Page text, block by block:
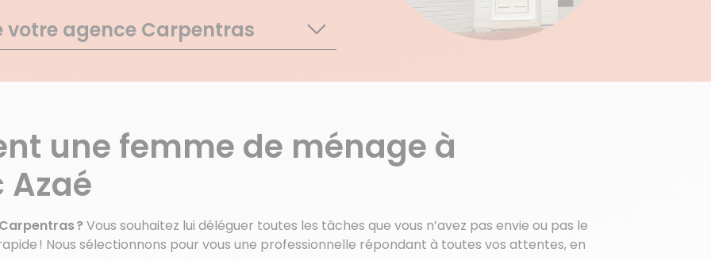
votre agence Carpentras
Seguret
St Romain En Viennois
Villedieu
Beaumes De Venise
Suzette
une femme de ménage à
? Vous souhaitez lui déléguer toutes les tâches que vous n’avez pas envie ou pas le
! Nous sélectionnons pour vous une professionnelle répondant à toutes vos attentes, en